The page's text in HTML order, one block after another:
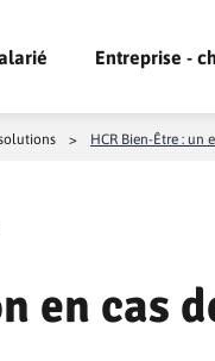
Entreprise -
> HCR Bien-Être :
en cas